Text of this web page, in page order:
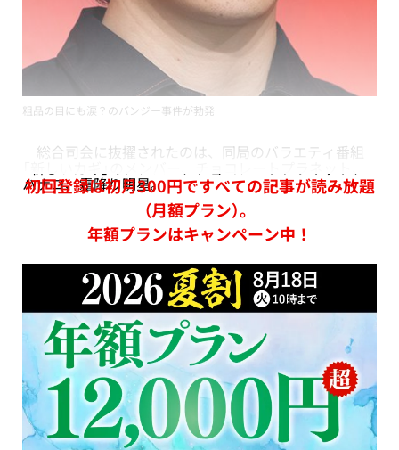
粗品の目にも涙？のバンジー事件が勃発
総合司会に抜擢されたのは、同局のバラエティ番組
ハナコ、霜降り明星。
初回登録は初月300円ですべての記事が読み放題
（月額プラン）。
年額プランはキャンペーン中！